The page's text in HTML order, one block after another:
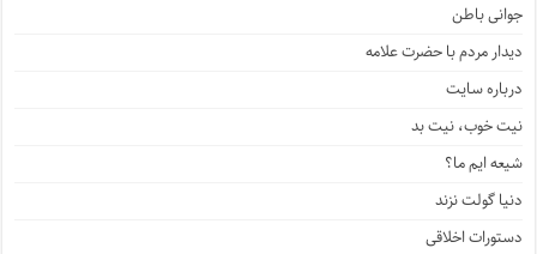
جوانی باطن
دیدار مردم با حضرت علامه
درباره سایت
نیت خوب، نیت بد
شیعه ایم ما؟
دنیا گولت نزند
دستورات اخلاقی